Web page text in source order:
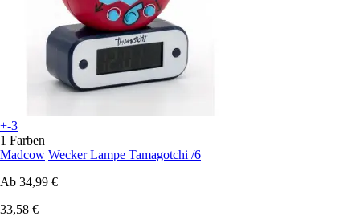
+-3
1 Farben
Madcow Wecker Lampe Tamagotchi /6
Ab 34,99 €
33,58 €